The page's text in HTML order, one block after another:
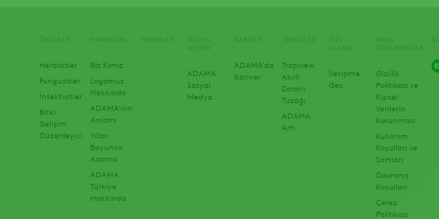
Herbisitler
Fungusitler
İnsektisitler
Bitki
Gelişim
Düzenleyici
Biz Kimiz
Logomuz
Hakkında
ADAMA'nın
Anlamı
Yıllar
Boyunca
Adama
ADAMA
Türkiye
Hakkında
ADAMA
Sosyal
Medya
ADAMA'da
Kariyer
Trapview
Akıllı
Zararlı
Tuzağı
ADAMA
Artı
İletişime
Geç
Gizlilik
Politikası ve
Kişisel
Verilerin
Korunması
Kullanım
Koşulları ve
Şartları
Davranış
Koşulları
Çerez
Politikası